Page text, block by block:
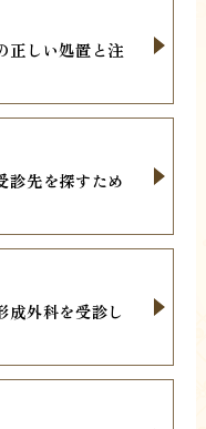
正しい処置と注
診先を探すため
成外科を受診し